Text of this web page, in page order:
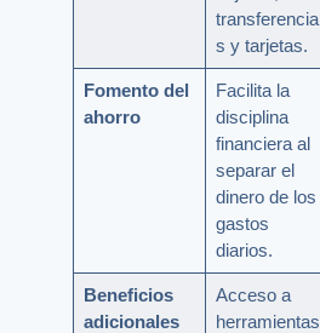
transferencia
s y tarjetas.
Fomento del
ahorro
Facilita la
disciplina
financiera al
separar el
dinero de los
gastos
diarios.
Beneficios
adicionales
Acceso a
herramientas